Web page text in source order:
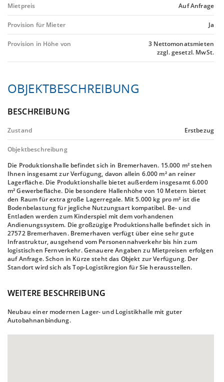
Mietpreis Auf Anfrage
Provision für Mieter Ja
Provision in Höhe von
3 Nettomonatsmieten
zzgl. gesetzl. MwSt.
OBJEKTBESCHREIBUNG
BESCHREIBUNG
Zustand Erstbezug
Objektbeschreibung
Die Produktionshalle befindet sich in Bremerhaven. 15.000 m² stehen
Ihnen insgesamt zur Verfügung, davon allein 6.000 m² an reiner
Lagerfläche. Die Produktionshalle bietet außerdem insgesamt 6.000
m² Gewerbefläche. Die besondere Hallenhöhe von 10 Metern bietet
den Raum für extra große Lagerregale. Mit 5.000 kg pro m² ist die
Bodenbelastung für jegliche Nutzungsart kompatibel. Be- und
Entladen werden zum Kinderspiel mit dem vorhandenen
Andienungssystem. Die großzügige Produktionshalle befindet sich in
27572 Bremerhaven. Bremerhaven verfügt über eine sehr gute
Infrastruktur, ausgehend vom Personennahverkehr bis hin zum
logistischen Fernverkehr. Genauere Angaben zu Mietpreisen erfolgen
auf Anfrage. Schon in Kürze steht das Objekt zur Verfügung. Der
Standort wird sich als Top-Logistikregion für Sie herausstellen.
WEITERE BESCHREIBUNG
Neubau einer modernen Lager- und Logistikhalle mit guter
Autobahnanbindung.